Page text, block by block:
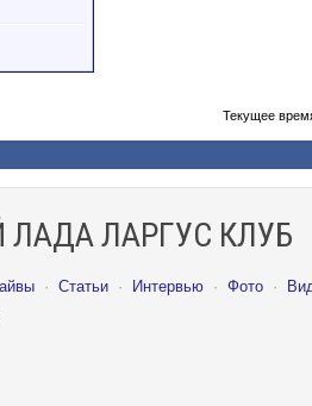
Текущее
ЛАРГУС КЛУБ
· Статьи · Интервью · Фото ·